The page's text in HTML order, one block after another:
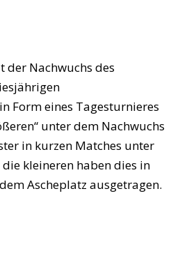
der Nachwuchs des
Form eines Tagesturnieres
unter dem Nachwuchs
in kurzen Matches unter
kleineren haben dies in
Ascheplatz ausgetragen.